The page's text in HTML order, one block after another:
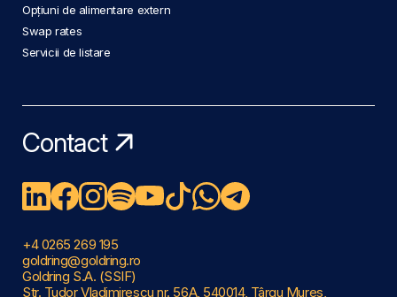
Opțiuni de alimentare extern
Swap rates
Servicii de listare
Contact
+4 0265 269 195
goldring@goldring.ro
Goldring S.A. (SSIF)
Str. Tudor Vladimirescu nr. 56A, 540014, Târgu Mureș,